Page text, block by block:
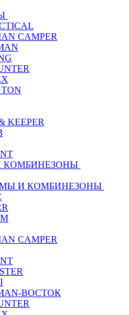
CAMPER
KEEPER
И КОМБИНЕЗОНЫ
CAMPER
ВОСТОК